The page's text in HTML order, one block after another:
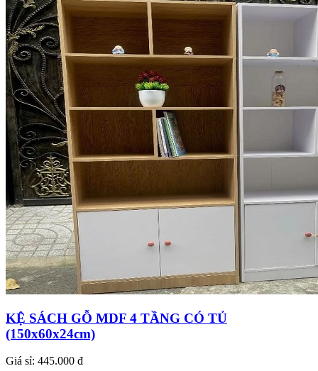
KỆ SÁCH GỖ MDF 4 TẦNG CÓ TỦ
(150x60x24cm)
Giá sỉ: 445.000 đ